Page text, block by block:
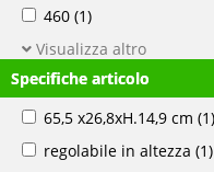
460 (1)
Visualizza altro
Specifiche articolo
65,5 x26,8xH.14,9 cm (1)
regolabile in altezza (1)